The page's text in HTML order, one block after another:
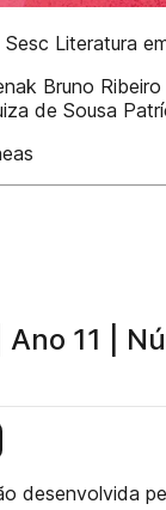
Literatura
Bruno
de Sousa
Ano 11 |
publisher
desenvolvida